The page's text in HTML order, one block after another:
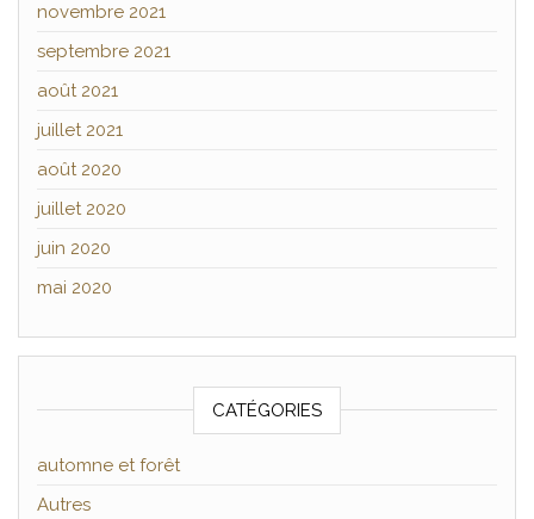
novembre 2021
septembre 2021
août 2021
juillet 2021
août 2020
juillet 2020
juin 2020
mai 2020
CATÉGORIES
automne et forêt
Autres